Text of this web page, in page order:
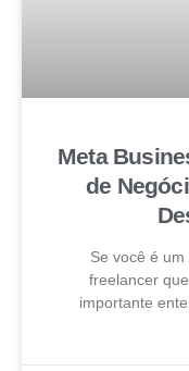
Meta
de
Se você é
freelancer
importante